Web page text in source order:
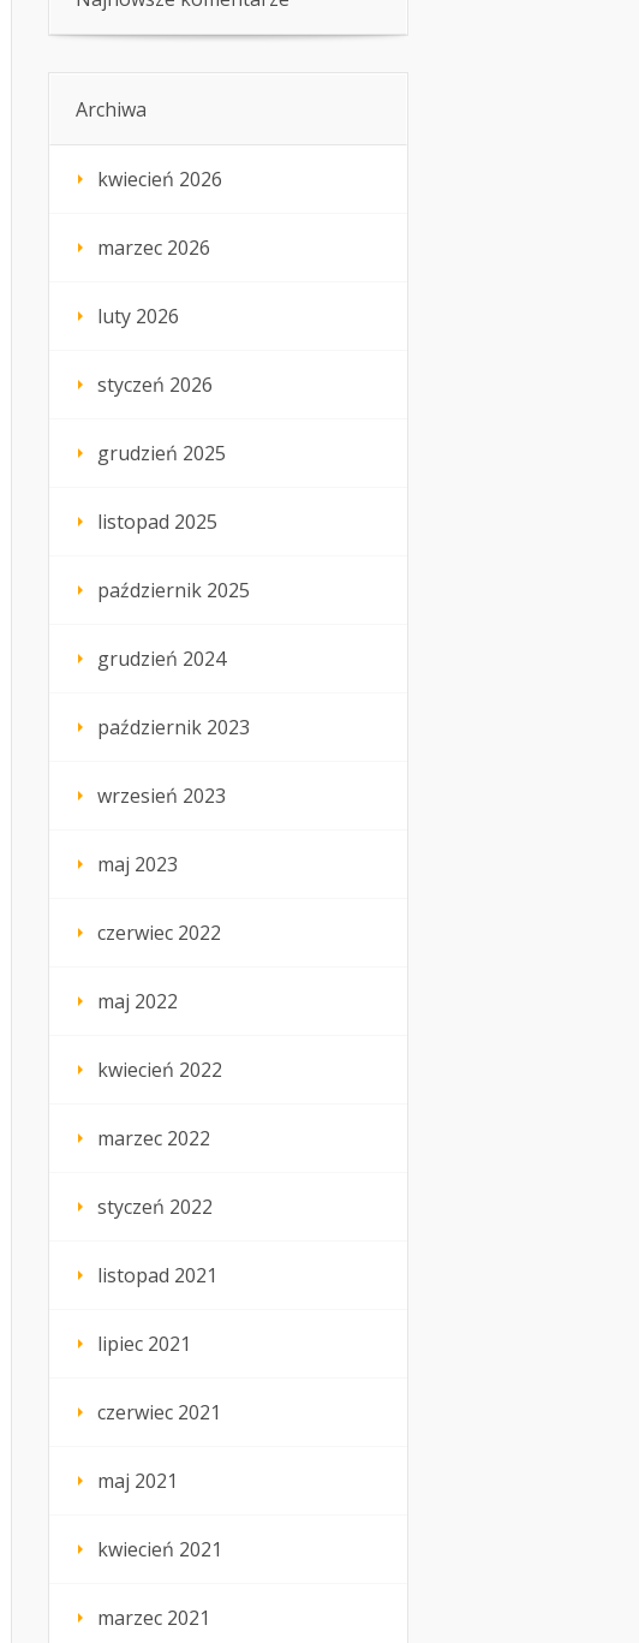
Archiwa
kwiecień 2026
marzec 2026
luty 2026
styczeń 2026
grudzień 2025
listopad 2025
październik 2025
grudzień 2024
październik 2023
wrzesień 2023
maj 2023
czerwiec 2022
maj 2022
kwiecień 2022
marzec 2022
styczeń 2022
listopad 2021
lipiec 2021
czerwiec 2021
maj 2021
kwiecień 2021
marzec 2021